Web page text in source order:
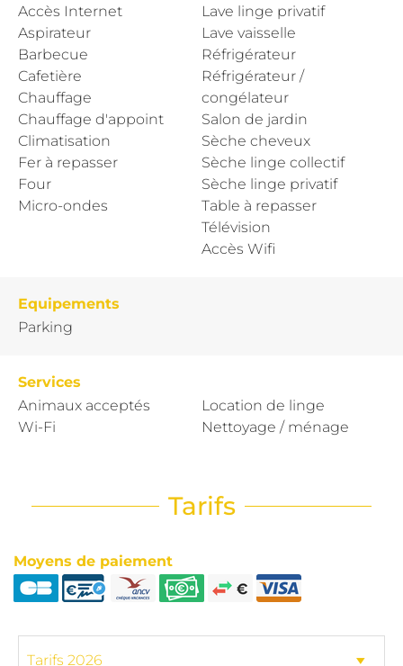
Accès Internet
Aspirateur
Barbecue
Cafetière
Chauffage
Chauffage d'appoint
Climatisation
Fer à repasser
Four
Micro-ondes
Lave linge privatif
Lave vaisselle
Réfrigérateur
Réfrigérateur /
congélateur
Salon de jardin
Sèche cheveux
Sèche linge collectif
Sèche linge privatif
Table à repasser
Télévision
Accès Wifi
Equipements
Parking
Services
Animaux acceptés
Wi-Fi
Location de linge
Nettoyage / ménage
Tarifs
Moyens de paiement